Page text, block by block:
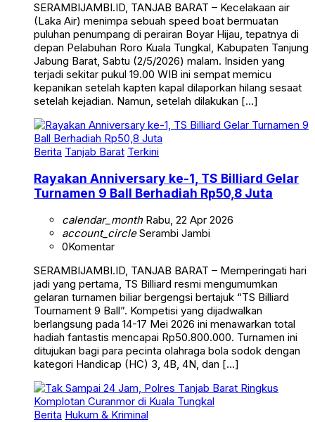
SERAMBIJAMBI.ID, TANJAB BARAT – Kecelakaan air
(Laka Air) menimpa sebuah speed boat bermuatan
puluhan penumpang di perairan Boyar Hijau, tepatnya di
depan Pelabuhan Roro Kuala Tungkal, Kabupaten Tanjung
Jabung Barat, Sabtu (2/5/2026) malam. Insiden yang
terjadi sekitar pukul 19.00 WIB ini sempat memicu
kepanikan setelah kapten kapal dilaporkan hilang sesaat
setelah kejadian. Namun, setelah dilakukan […]
Berita Tanjab Barat Terkini
Rayakan Anniversary ke-1, TS Billiard Gelar
Turnamen 9 Ball Berhadiah Rp50,8 Juta
calendar_monthRabu, 22 Apr 2026
account_circleSerambi Jambi
0Komentar
SERAMBIJAMBI.ID, TANJAB BARAT – Memperingati hari
jadi yang pertama, TS Billiard resmi mengumumkan
gelaran turnamen biliar bergengsi bertajuk “TS Billiard
Tournament 9 Ball”. Kompetisi yang dijadwalkan
berlangsung pada 14-17 Mei 2026 ini menawarkan total
hadiah fantastis mencapai Rp50.800.000. Turnamen ini
ditujukan bagi para pecinta olahraga bola sodok dengan
kategori Handicap (HC) 3, 4B, 4N, dan […]
Berita Hukum & Kriminal